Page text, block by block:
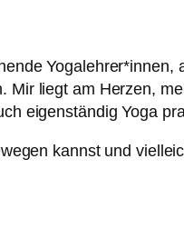
Yogalehrer*innen,
liegt am Herzen,
eigenständig Yoga
kannst und